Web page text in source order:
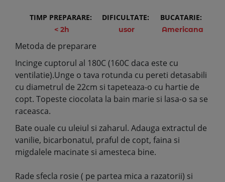
TIMP PREPARARE:
< 2h
DIFICULTATE:
usor
BUCATARIE:
Americana
Metoda de preparare
Incinge cuptorul al 180C (160C daca este cu
ventilatie).Unge o tava rotunda cu pereti detasabili
cu diametrul de 22cm si tapeteaza-o cu hartie de
copt. Topeste ciocolata la bain marie si lasa-o sa se
raceasca.
Bate ouale cu uleiul si zaharul. Adauga extractul de
vanilie, bicarbonatul, praful de copt, faina si
migdalele macinate si amesteca bine.
Rade sfecla rosie ( pe partea mica a razatorii) si